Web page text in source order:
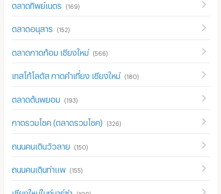
ตลาดทิพย์เนตร (169)
ตลาดอนุสาร (152)
ตลาดกาดก้อม เชียงใหม่ (566)
เทสโก้โลตัส กาดคำเที่ยง เชียงใหม่ (180)
ตลาดต้นพยอม (193)
กาดรวมโชค (ตลาดรวมโชค) (326)
ถนนคนเดินวัวลาย (150)
ถนนคนเดินท่าแพ (155)
เชียงใหม่ไนท์บาร์ซ่า (109)